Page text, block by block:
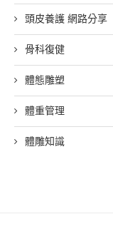
頭皮養護 網路分享
骨科復健
體態雕塑
體重管理
體雕知識